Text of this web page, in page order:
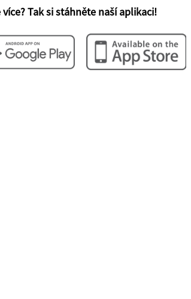
více? Tak si stáhněte naší aplikaci!